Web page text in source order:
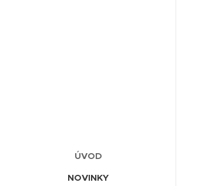
ÚVOD
NOVINKY